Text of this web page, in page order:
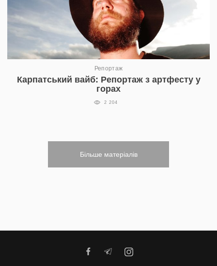
Репортаж
Карпатський вайб: Репортаж з артфесту у
горах
2 204
Більше матеріалів